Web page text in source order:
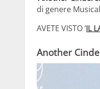
di genere
AVETE VISTO ‘IL
Another